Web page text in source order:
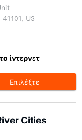
US
ίντερνετ
Επιλέξτε
Cities